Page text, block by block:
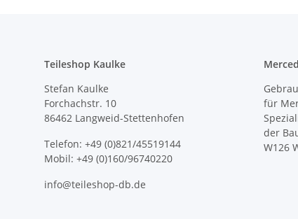
Teileshop Kaulke
Stefan Kaulke
Forchachstr. 10
86462 Langweid-Stettenhofen
Telefon: +49 (0)821/45519144
Mobil: +49 (0)160/96740220
info@teileshop-db.de
für
der
W126